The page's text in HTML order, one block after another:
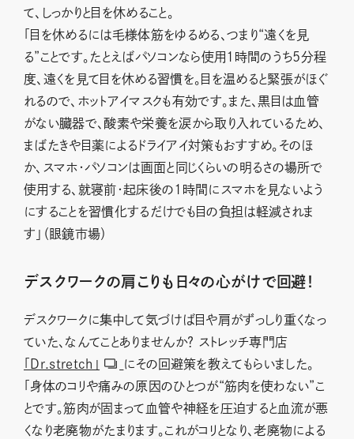
て、しっかりと目を休めること。
「目を休めるには毛様体筋をゆるめる、つまり“遠くを見
る”ことです。たとえばパソコンなら使用1時間のうち5分程
度、遠くを見て目を休める習慣を。目を温めると緊張がほぐ
れるので、ホットアイマスクも有効です。また、黒目は血管
がない臓器で、酸素や栄養を涙から取り入れているため、
まばたきや目薬によるドライアイ対策もおすすめ。そのほ
か、スマホ・パソコンは画面と同じくらいの明るさの場所で
使用する、就寝前・起床後の1時間にスマホを見ないよう
にすることを習慣化するだけでも目の負担は軽減されま
す」（眼鏡市場）
デスクワークの肩こりも日々の心がけで回避！
デスクワークに集中して気づけば目や肩がずっしり重くなっ
ていた、なんてことありませんか？ ストレッチ専門店
「Dr.stretch」
にその回避策を教えてもらいました。
「身体のコリや痛みの原因のひとつが“筋肉を使わない”こ
とです。筋肉が固まって血管や神経を圧迫すると血流が悪
くなり老廃物がたまります。これがコリとなり、老廃物による